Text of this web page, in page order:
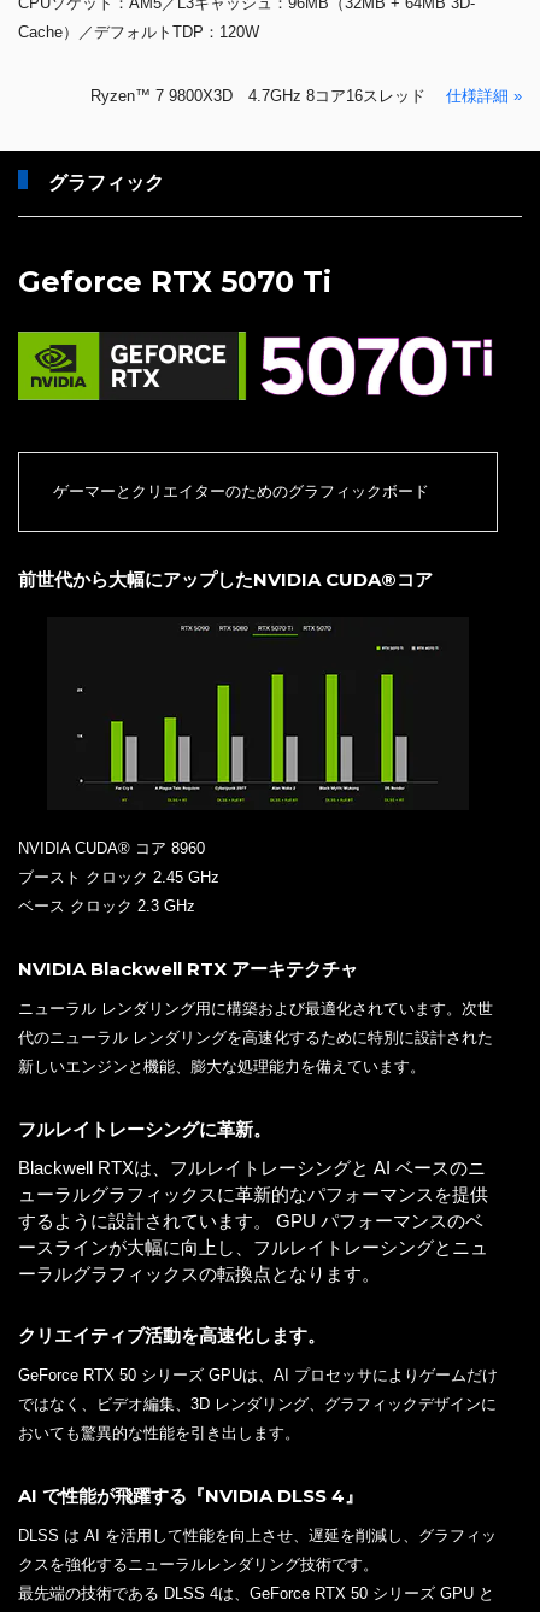
Cache）／デフォルトTDP：120W
Ryzen™ 7 9800X3D 4.7GHz 8コア16スレッド 仕様詳細 »
グラフィック
Geforce RTX 5070 Ti
ゲーマーとクリエイターのためのグラフィックボード
前世代から大幅にアップしたNVIDIA CUDA®コア
NVIDIA CUDA® コア 8960
ブースト クロック 2.45 GHz
ベース クロック 2.3 GHz
NVIDIA Blackwell RTX アーキテクチャ
ニューラル レンダリング用に構築および最適化されています。次世
代のニューラル レンダリングを高速化するために特別に設計された
新しいエンジンと機能、膨大な処理能力を備えています。
フルレイトレーシングに革新。
Blackwell RTXは、フルレイトレーシングと AI ベースのニ
ューラルグラフィックスに革新的なパフォーマンスを提供
するように設計されています。 GPU パフォーマンスのベ
ースラインが大幅に向上し、フルレイトレーシングとニュ
ーラルグラフィックスの転換点となります。
クリエイティブ活動を高速化します。
GeForce RTX 50 シリーズ GPUは、AI プロセッサによりゲームだけ
ではなく、ビデオ編集、3D レンダリング、グラフィックデザインに
おいても驚異的な性能を引き出します。
AI で性能が飛躍する『NVIDIA DLSS 4』
DLSS は AI を活用して性能を向上させ、遅延を削減し、グラフィッ
クスを強化するニューラルレンダリング技術です。
最先端の技術である DLSS 4は、GeForce RTX 50 シリーズ GPU と